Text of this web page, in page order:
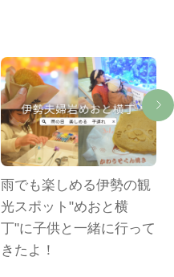
雨でも楽しめる伊勢の観
光スポット"めおと横
丁"に子供と一緒に行って
きたよ！